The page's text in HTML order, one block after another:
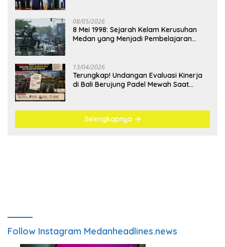
08/05/2026
8 Mei 1998: Sejarah Kelam Kerusuhan
Medan yang Menjadi Pembelajaran
13/04/2026
Terungkap! Undangan Evaluasi Kinerja
di Bali Berujung Padel Mewah Saat
Selengkapnya
Follow Instagram Medanheadlines.news